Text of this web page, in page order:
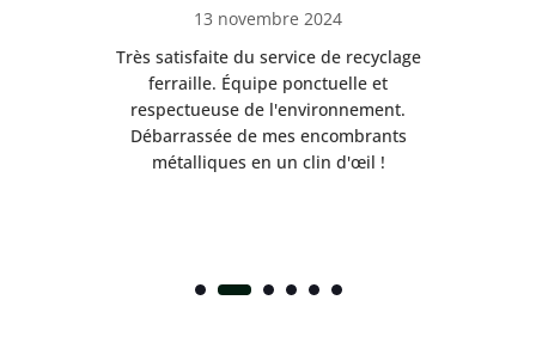
13 novembre 2024
Très satisfaite du service de recyclage
ferraille. Équipe ponctuelle et
respectueuse de l'environnement.
Débarrassée de mes encombrants
métalliques en un clin d'œil !